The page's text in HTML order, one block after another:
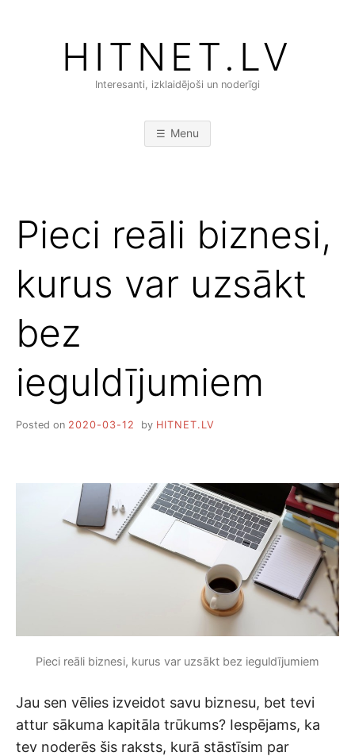
HITNET.LV
Interesanti, izklaidējoši un noderīgi
Menu
Pieci reāli biznesi,
kurus var uzsākt
bez
ieguldījumiem
Posted on 2020-03-12 by HITNET.LV
Pieci reāli biznesi, kurus var uzsākt bez ieguldījumiem
Jau sen vēlies izveidot savu biznesu, bet tevi
attur sākuma kapitāla trūkums? Iespējams, ka
tev noderēs šis raksts, kurā stāstīsim par